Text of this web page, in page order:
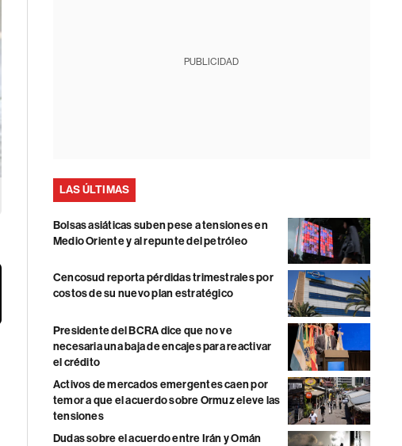
PUBLICIDAD
LAS ÚLTIMAS
Bolsas asiáticas suben pese a tensiones en
Medio Oriente y al repunte del petróleo
Cencosud reporta pérdidas trimestrales por
costos de su nuevo plan estratégico
Presidente del BCRA dice que no ve
necesaria una baja de encajes para reactivar
el crédito
Activos de mercados emergentes caen por
temor a que el acuerdo sobre Ormuz eleve las
tensiones
Dudas sobre el acuerdo entre Irán y Omán